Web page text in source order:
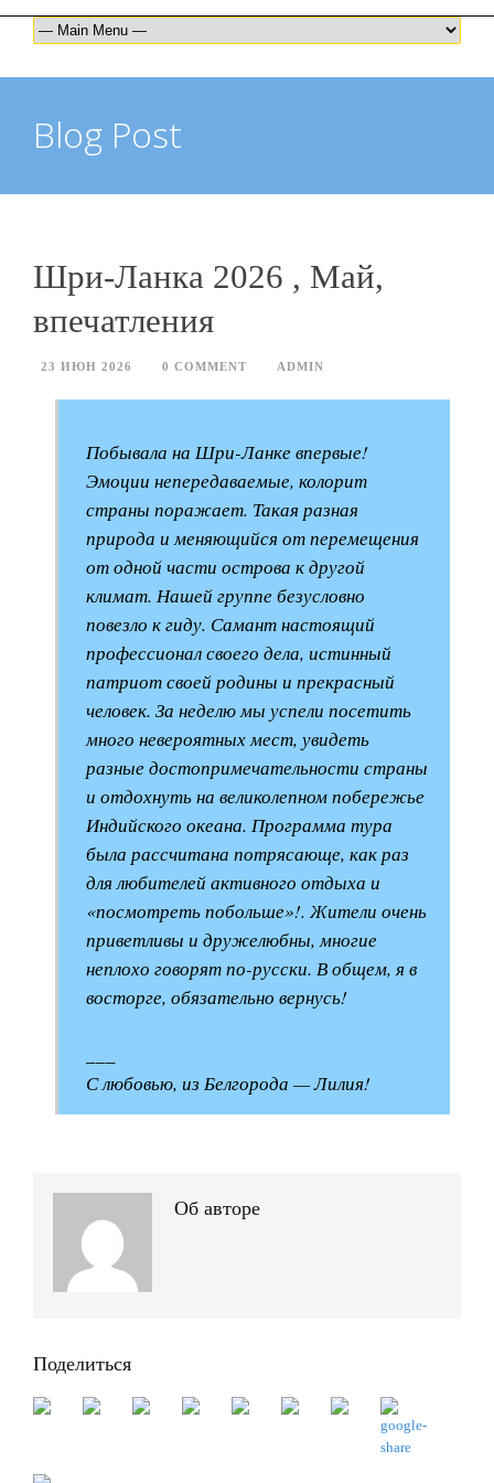
Blog Post
Шри-Ланка 2026 , Май,
впечатления
23 ИЮН 2026 0 COMMENT ADMIN
Побывала на Шри-Ланке впервые!
Эмоции непередаваемые, колорит
страны поражает. Такая разная
природа и меняющийся от перемещения
от одной части острова к другой
климат. Нашей группе безусловно
повезло к гиду. Самант настоящий
профессионал своего дела, истинный
патриот своей родины и прекрасный
человек. За неделю мы успели посетить
много невероятных мест, увидеть
разные достопримечательности страны
и отдохнуть на великолепном побережье
Индийского океана. Программа тура
была рассчитана потрясающе, как раз
для любителей активного отдыха и
«посмотреть побольше»!. Жители очень
приветливы и дружелюбны, многие
неплохо говорят по-русски. В общем, я в
восторге, обязательно вернусь!
С любовью, из Белгорода — Лилия!
Об авторе
Поделиться